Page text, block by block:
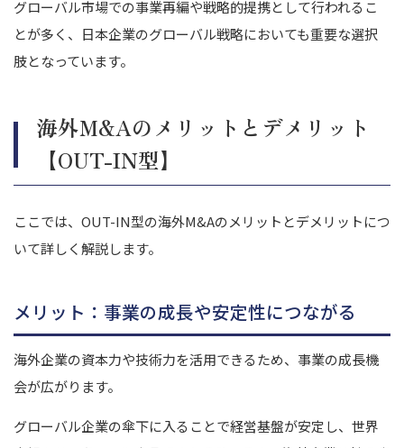
グローバル市場での事業再編や戦略的提携として行われるこ
とが多く、日本企業のグローバル戦略においても重要な選択
肢となっています。
海外M&Aのメリットとデメリット
【OUT-IN型】
ここでは、OUT-IN型の海外M&Aのメリットとデメリットにつ
いて詳しく解説します。
メリット：事業の成長や安定性につながる
海外企業の資本力や技術力を活用できるため、事業の成長機
会が広がります。
グローバル企業の傘下に入ることで経営基盤が安定し、世界